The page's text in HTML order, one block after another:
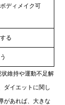
ディメイク可
る
維持や運動不足解
ダイエットに関し
があれば、大きな